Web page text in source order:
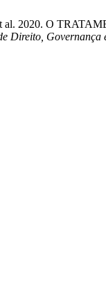
al. 2020. O
Direito, Governança